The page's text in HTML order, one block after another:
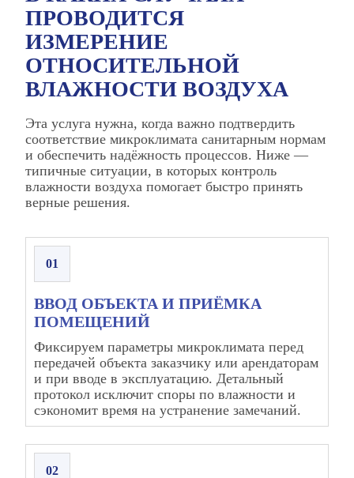
ПРОВОДИТСЯ
ИЗМЕРЕНИЕ
ОТНОСИТЕЛЬНОЙ
ВЛАЖНОСТИ ВОЗДУХА
Эта услуга нужна, когда важно подтвердить
соответствие микроклимата санитарным нормам
и обеспечить надёжность процессов. Ниже —
типичные ситуации, в которых контроль
влажности воздуха помогает быстро принять
верные решения.
01
ВВОД ОБЪЕКТА И ПРИЁМКА
ПОМЕЩЕНИЙ
Фиксируем параметры микроклимата перед
передачей объекта заказчику или арендаторам
и при вводе в эксплуатацию. Детальный
протокол исключит споры по влажности и
сэкономит время на устранение замечаний.
02